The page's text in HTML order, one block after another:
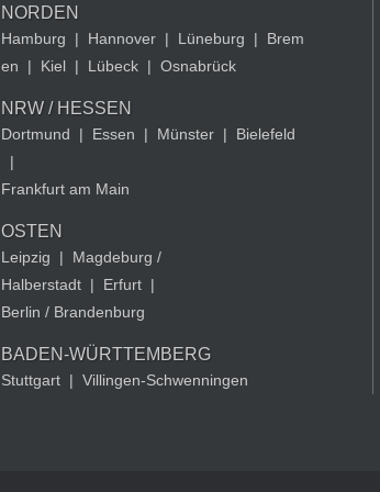
NORDEN
Hamburg | Hannover | Lüneburg |
Brem
en
| Kiel | Lübeck | Osnabrück
NRW / HESSEN
Dortmund | Essen | Münster |
Bielefeld
|
Frankfurt am Main
OSTEN
Leipzig |
Magdeburg /
Halberstadt | Erfurt |
Berlin / Brandenburg
BADEN-WÜRTTEMBERG
Stuttgart | Villingen-Schwenningen